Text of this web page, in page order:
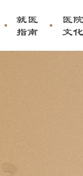
就医
指南
医
文